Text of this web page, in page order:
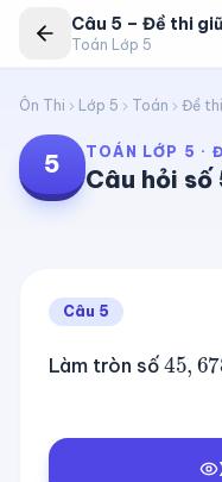
Câu 5 – Đề thi
Toán Lớp 5
Ôn Thi Lớp 5 Toán Đề
5 TOÁN LỚP 5 ·
Câu hỏi số
Câu 5
Làm tròn số